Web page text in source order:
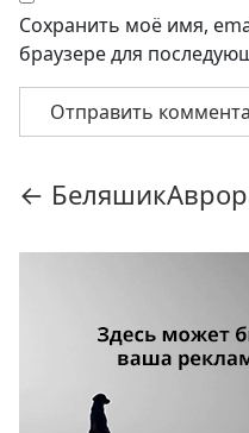
Сохранить моё имя,
браузере для
по
записям
← Беляшик